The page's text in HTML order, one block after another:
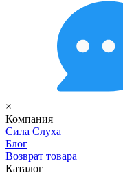
×
Компания
Сила Слуха
Блог
Возврат товара
Каталог